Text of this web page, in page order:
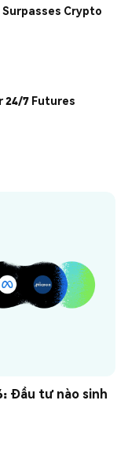
Surpasses Crypto
24/7 Futures
Đầu tư nào sinh